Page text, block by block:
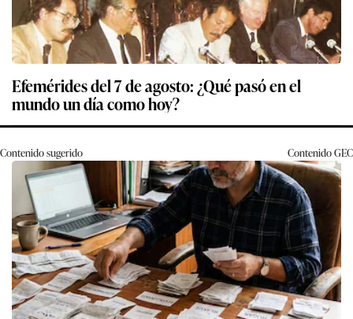
Efemérides del 7 de agosto: ¿Qué pasó en el
mundo un día como hoy?
Contenido sugerido ContenidoGEC